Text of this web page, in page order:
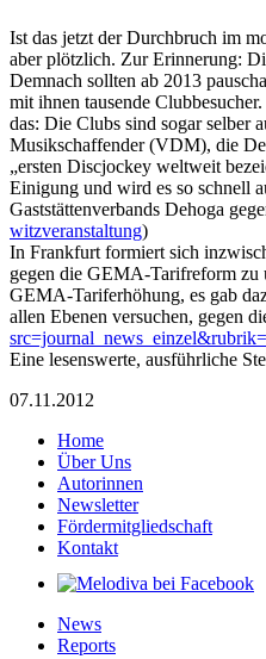
Ist das jetzt der Durchbruch im
aber plötzlich. Zur Erinnerung:
Demnach sollten ab 2013
mit ihnen tausende
das: Die Clubs sind sogar selber
Musikschaffender (VDM), die
„ersten Discjockey weltweit
Einigung und wird es so schnell
Gaststättenverbands Dehoga
witzveranstaltung)
In Frankfurt formiert sich
gegen die GEMA-Tarifreform zu
GEMA-Tariferhöhung, es gab
allen Ebenen versuchen, gegen
Eine lesenswerte, ausführliche
07.11.2012
Home
Über Uns
Autorinnen
Newsletter
Fördermitgliedschaft
Kontakt
News
Reports